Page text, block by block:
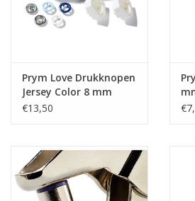
Prym Love Drukknopen
Jersey Color 8 mm
lichtblauw/blauw/wit
€13,50